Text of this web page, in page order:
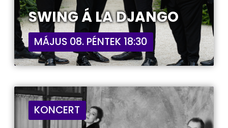
SWING Á LA DJANGO
MÁJUS 08. PÉNTEK 18:30
KONCERT